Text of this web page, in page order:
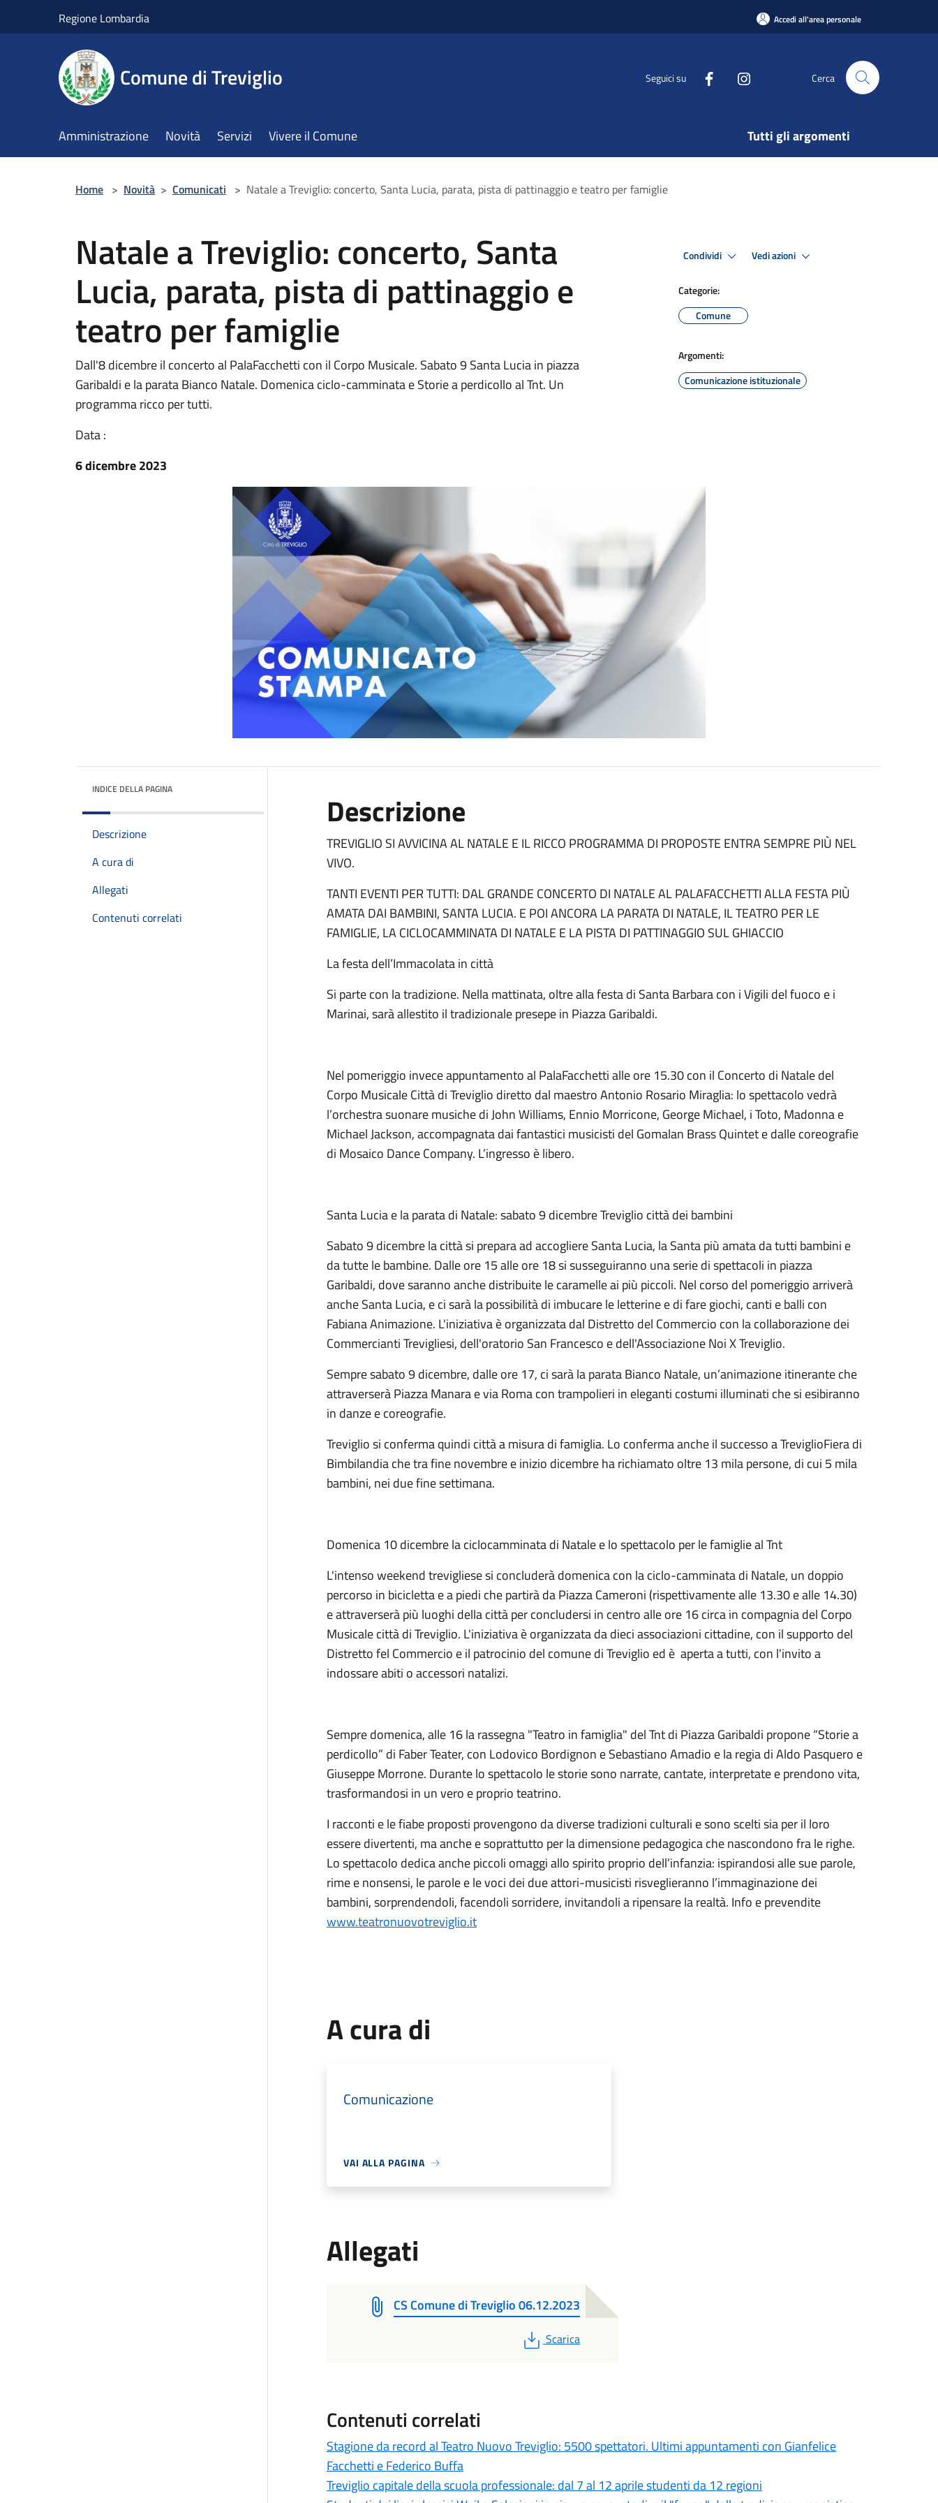
Regione Lombardia Accedi all'area personale
Comune di Treviglio Seguici su Cerca
Amministrazione Novità Servizi Vivere il Comune Tutti gli argomenti
Home > Novità > Comunicati > Natale a Treviglio: concerto, Santa Lucia, parata, pista di pattinaggio e teatro per famiglie
Natale a Treviglio: concerto, Santa
Lucia, parata, pista di pattinaggio e
teatro per famiglie
Dall'8 dicembre il concerto al PalaFacchetti con il Corpo Musicale. Sabato 9 Santa Lucia in piazza
Garibaldi e la parata Bianco Natale. Domenica ciclo-camminata e Storie a perdicollo al Tnt. Un
programma ricco per tutti.
Data :
6 dicembre 2023
Condividi Vedi azioni
Categorie:
Comune
Argomenti:
Comunicazione istituzionale
INDICE DELLA PAGINA
Descrizione
A cura di
Allegati
Contenuti correlati
Descrizione
TREVIGLIO SI AVVICINA AL NATALE E IL RICCO PROGRAMMA DI PROPOSTE ENTRA SEMPRE PIÙ NEL
VIVO.
TANTI EVENTI PER TUTTI: DAL GRANDE CONCERTO DI NATALE AL PALAFACCHETTI ALLA FESTA PIÙ
AMATA DAI BAMBINI, SANTA LUCIA. E POI ANCORA LA PARATA DI NATALE, IL TEATRO PER LE
FAMIGLIE, LA CICLOCAMMINATA DI NATALE E LA PISTA DI PATTINAGGIO SUL GHIACCIO
La festa dell’Immacolata in città
Si parte con la tradizione. Nella mattinata, oltre alla festa di Santa Barbara con i Vigili del fuoco e i
Marinai, sarà allestito il tradizionale presepe in Piazza Garibaldi.
Nel pomeriggio invece appuntamento al PalaFacchetti alle ore 15.30 con il Concerto di Natale del
Corpo Musicale Città di Treviglio diretto dal maestro Antonio Rosario Miraglia: lo spettacolo vedrà
l’orchestra suonare musiche di John Williams, Ennio Morricone, George Michael, i Toto, Madonna e
Michael Jackson, accompagnata dai fantastici musicisti del Gomalan Brass Quintet e dalle coreografie
di Mosaico Dance Company. L’ingresso è libero.
Santa Lucia e la parata di Natale: sabato 9 dicembre Treviglio città dei bambini
Sabato 9 dicembre la città si prepara ad accogliere Santa Lucia, la Santa più amata da tutti bambini e
da tutte le bambine. Dalle ore 15 alle ore 18 si susseguiranno una serie di spettacoli in piazza
Garibaldi, dove saranno anche distribuite le caramelle ai più piccoli. Nel corso del pomeriggio arriverà
anche Santa Lucia, e ci sarà la possibilità di imbucare le letterine e di fare giochi, canti e balli con
Fabiana Animazione. L'iniziativa è organizzata dal Distretto del Commercio con la collaborazione dei
Commercianti Trevigliesi, dell'oratorio San Francesco e dell'Associazione Noi X Treviglio.
Sempre sabato 9 dicembre, dalle ore 17, ci sarà la parata Bianco Natale, un’animazione itinerante che
attraverserà Piazza Manara e via Roma con trampolieri in eleganti costumi illuminati che si esibiranno
in danze e coreografie.
Treviglio si conferma quindi città a misura di famiglia. Lo conferma anche il successo a TreviglioFiera di
Bimbilandia che tra fine novembre e inizio dicembre ha richiamato oltre 13 mila persone, di cui 5 mila
bambini, nei due fine settimana.
Domenica 10 dicembre la ciclocamminata di Natale e lo spettacolo per le famiglie al Tnt
L'intenso weekend trevigliese si concluderà domenica con la ciclo-camminata di Natale, un doppio
percorso in bicicletta e a piedi che partirà da Piazza Cameroni (rispettivamente alle 13.30 e alle 14.30)
e attraverserà più luoghi della città per concludersi in centro alle ore 16 circa in compagnia del Corpo
Musicale città di Treviglio. L'iniziativa è organizzata da dieci associazioni cittadine, con il supporto del
Distretto fel Commercio e il patrocinio del comune di Treviglio ed è aperta a tutti, con l'invito a
indossare abiti o accessori natalizi.
Sempre domenica, alle 16 la rassegna "Teatro in famiglia" del Tnt di Piazza Garibaldi propone “Storie a
perdicollo” di Faber Teater, con Lodovico Bordignon e Sebastiano Amadio e la regia di Aldo Pasquero e
Giuseppe Morrone. Durante lo spettacolo le storie sono narrate, cantate, interpretate e prendono vita,
trasformandosi in un vero e proprio teatrino.
I racconti e le fiabe proposti provengono da diverse tradizioni culturali e sono scelti sia per il loro
essere divertenti, ma anche e soprattutto per la dimensione pedagogica che nascondono fra le righe.
Lo spettacolo dedica anche piccoli omaggi allo spirito proprio dell’infanzia: ispirandosi alle sue parole,
rime e nonsensi, le parole e le voci dei due attori-musicisti risveglieranno l’immaginazione dei
bambini, sorprendendoli, facendoli sorridere, invitandoli a ripensare la realtà. Info e prevendite
www.teatronuovotreviglio.it
A cura di
Comunicazione
VAI ALLA PAGINA
Allegati
CS Comune di Treviglio 06.12.2023
PDF
Scarica
Contenuti correlati
Stagione da record al Teatro Nuovo Treviglio: 5500 spettatori. Ultimi appuntamenti con Gianfelice
Facchetti e Federico Buffa
Treviglio capitale della scuola professionale: dal 7 al 12 aprile studenti da 12 regioni